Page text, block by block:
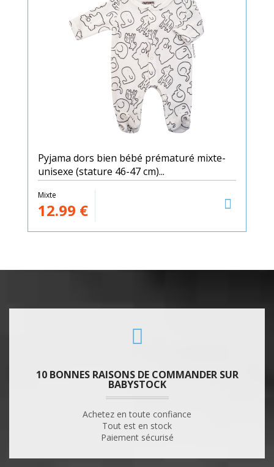
Pyjama dors bien bébé prématuré mixte-
unisexe (stature 46-47 cm)...
Mixte
12.99 €
10 BONNES RAISONS DE COMMANDER SUR
BABYSTOCK
Achetez en toute confiance
Tout est en stock
Paiement sécurisé